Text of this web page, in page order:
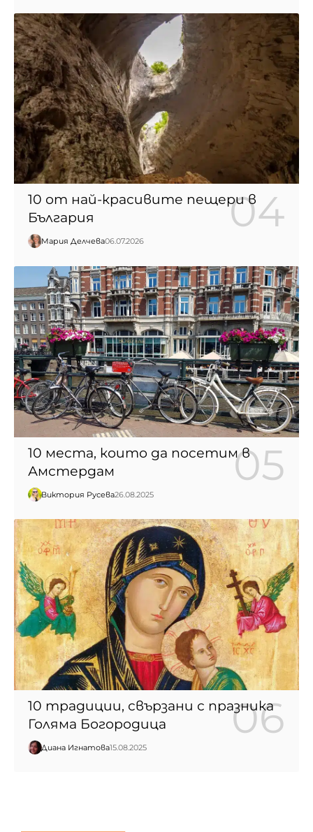
10 от най-красивите пещери в
България
Мария Делчева06.07.2026
10 места, които да посетим в
Амстердам
Виктория Русева26.08.2025
10 традиции, свързани с празника
Голяма Богородица
Диана Игнатова15.08.2025